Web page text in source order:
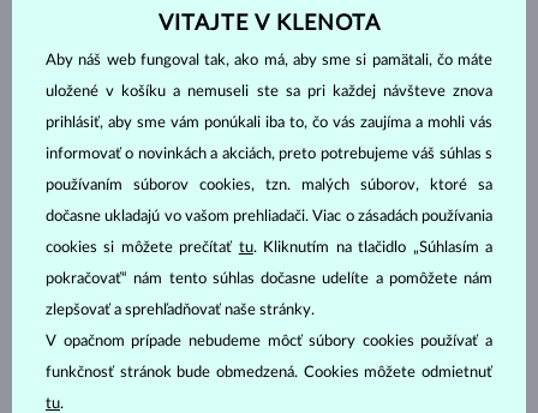
ŠPERKY ZATELIÉRU KLENOTA
VITAJTE V KLENOTA
Aby náš web fungoval tak, ako má, aby sme si pamätali, čo máte
uložené v košíku a nemuseli ste sa pri každej návšteve znova
prihlásiť, aby sme vám ponúkali iba to, čo vás zaujíma a mohli vás
informovať o novinkách a akciách, preto potrebujeme váš súhlas s
používaním súborov cookies, tzn. malých súborov, ktoré sa
dočasne ukladajú vo vašom prehliadači. Viac o zásadách používania
cookies si môžete prečítať tu. Kliknutím na tlačidlo „Súhlasím a
pokračovať“ nám tento súhlas dočasne udelíte a pomôžete nám
zlepšovať a sprehľadňovať naše stránky.
V opačnom prípade nebudeme môcť súbory cookies používať a
funkčnosť stránok bude obmedzená. Cookies môžete odmietnuť
tu.